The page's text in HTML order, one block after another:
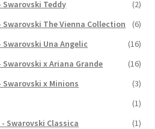
Teddy
(2)
The Vienna Collection
(6)
Una Angelic
(16)
x Ariana Grande
(16)
x Minions
(3)
(1)
Swarovski Classica
(1)